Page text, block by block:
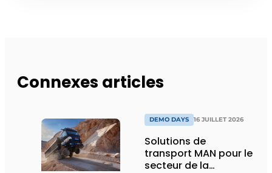
Connexes articles
DEMO DAYS 16 JUILLET 2026
Solutions de
transport MAN pour le
secteur de la